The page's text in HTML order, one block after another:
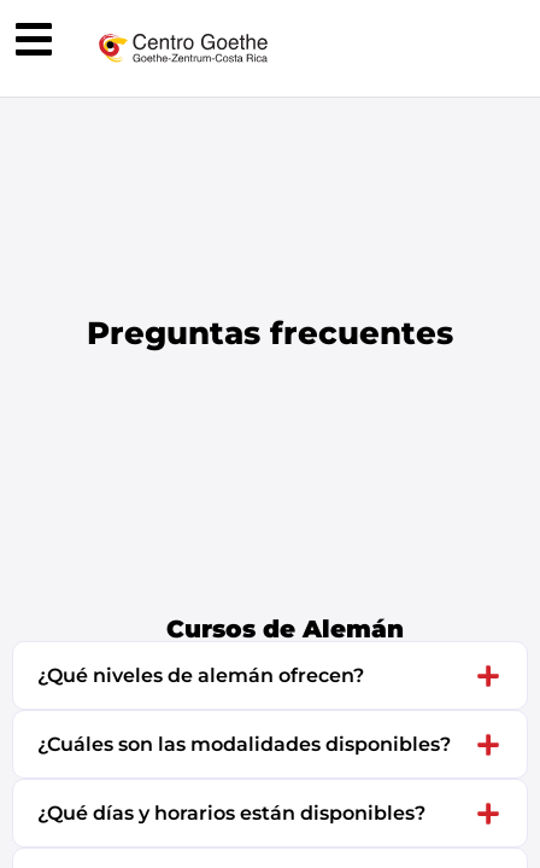
Preguntas frecuentes
Cursos de Alemán
¿Qué niveles de alemán ofrecen?
¿Cuáles son las modalidades disponibles?
¿Qué días y horarios están disponibles?